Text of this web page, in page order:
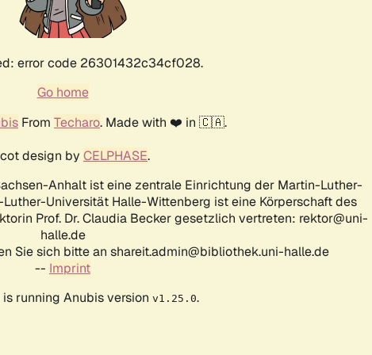
error code 26301432c34cf028.
Go home
From Techaro. Made with ❤️ in 🇨🇦.
design by CELPHASE.
Anhalt ist eine zentrale Einrichtung der Martin-Luther-
Universität Halle-Wittenberg ist eine Körperschaft des
Prof. Dr. Claudia Becker gesetzlich vertreten: rektor@uni-
halle.de
Sie sich bitte an shareit.admin@bibliothek.uni-halle.de
-- Imprint
running Anubis version v1.25.0.